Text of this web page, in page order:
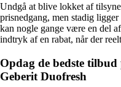
Undgå at blive lokket af
prisnedgang, men stadig
kan nogle gange være en del
indtryk af en rabat, når der
Opdag de bedste
Geberit Duofresh